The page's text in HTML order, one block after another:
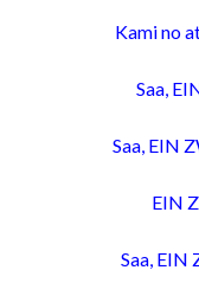
Kami no
Saa,
Saa, EIN
EIN
Saa, EIN